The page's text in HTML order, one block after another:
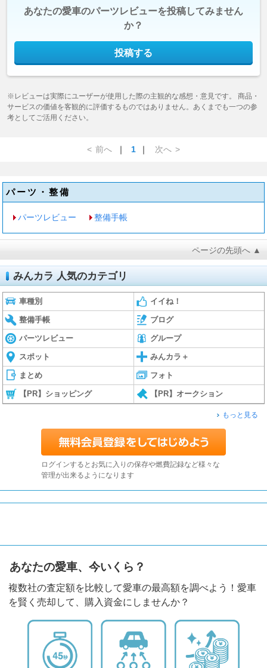
あなたの愛車のパーツレビューを投稿してみません
か？
投稿する
※レビューは実際にユーザーが使用した際の主観的な感想・意見です。 商品・
サービスの価値を客観的に評価するものではありません。あくまでも一つの参
考としてご活用ください。
< 前へ ｜ 1 ｜ 次へ >
パーツ・整備
パーツレビュー 整備手帳
ページの先頭へ ▲
みんカラ 人気のカテゴリ
車種別 イイね！
整備手帳 ブログ
パーツレビュー グループ
スポット みんカラ＋
まとめ フォト
【PR】ショッピング 【PR】オークション
もっと見る
ログインするとお気に入りの保存や燃費記録など様々な
管理が出来るようになります
あなたの愛車、今いくら？
複数社の査定額を比較して愛車の最高額を調べよう！愛車
を賢く売却して、購入資金にしませんか？